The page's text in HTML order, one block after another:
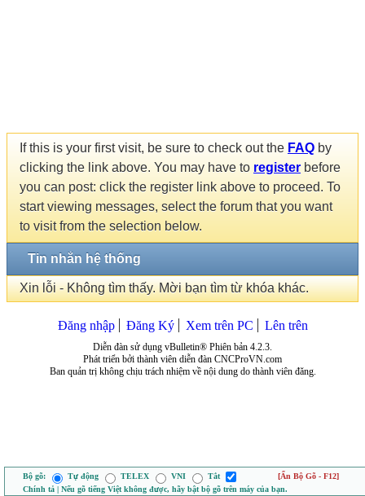
If this is your first visit, be sure to check out the FAQ by
clicking the link above. You may have to register before
you can post: click the register link above to proceed. To
start viewing messages, select the forum that you want
to visit from the selection below.
Tin nhắn hệ thống
Xin lỗi - Không tìm thấy. Mời bạn tìm từ khóa khác.
Đăng nhập Đăng Ký Xem trên PC Lên trên
Diễn đàn sử dụng vBulletin® Phiên bản 4.2.3.
Phát triển bởi thành viên diễn đàn CNCProVN.com
Ban quản trị không chịu trách nhiệm về nội dung do thành viên đăng.
Bộ gõ: Tự động TELEX VNI Tắt
[Ẩn Bộ Gõ - F12]
Chính tả | Nếu gõ tiếng Việt không được, hãy bật bộ gõ trên máy của bạn.